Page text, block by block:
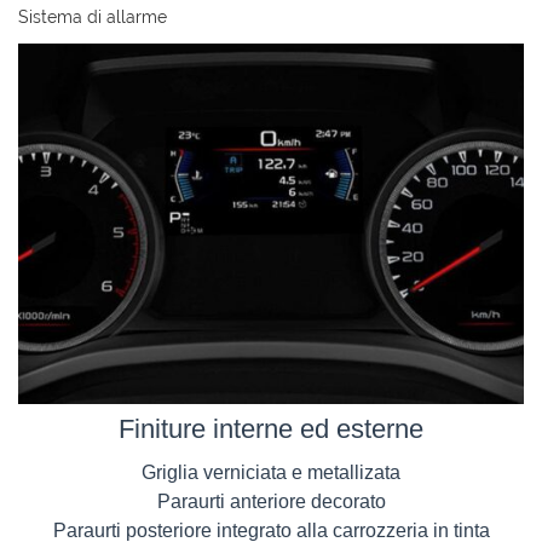
Sistema di allarme
Finiture interne ed esterne
Griglia verniciata e metallizata
Paraurti anteriore decorato
Paraurti posteriore integrato alla carrozzeria in tinta